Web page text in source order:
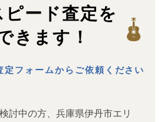
きます！
定フォームからご依頼ください
討中の方、兵庫県伊丹市エリ